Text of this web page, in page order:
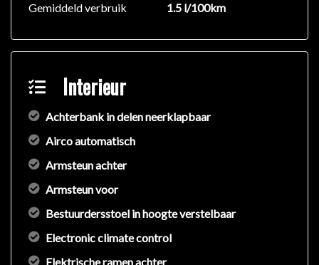
Gemiddeld verbruik
1.5 l/100km
Interieur
Achterbank in delen neerklapbaar
Airco automatisch
Armsteun achter
Armsteun voor
Bestuurdersstoel in hoogte verstelbaar
Electronic climate control
Elektrische ramen achter